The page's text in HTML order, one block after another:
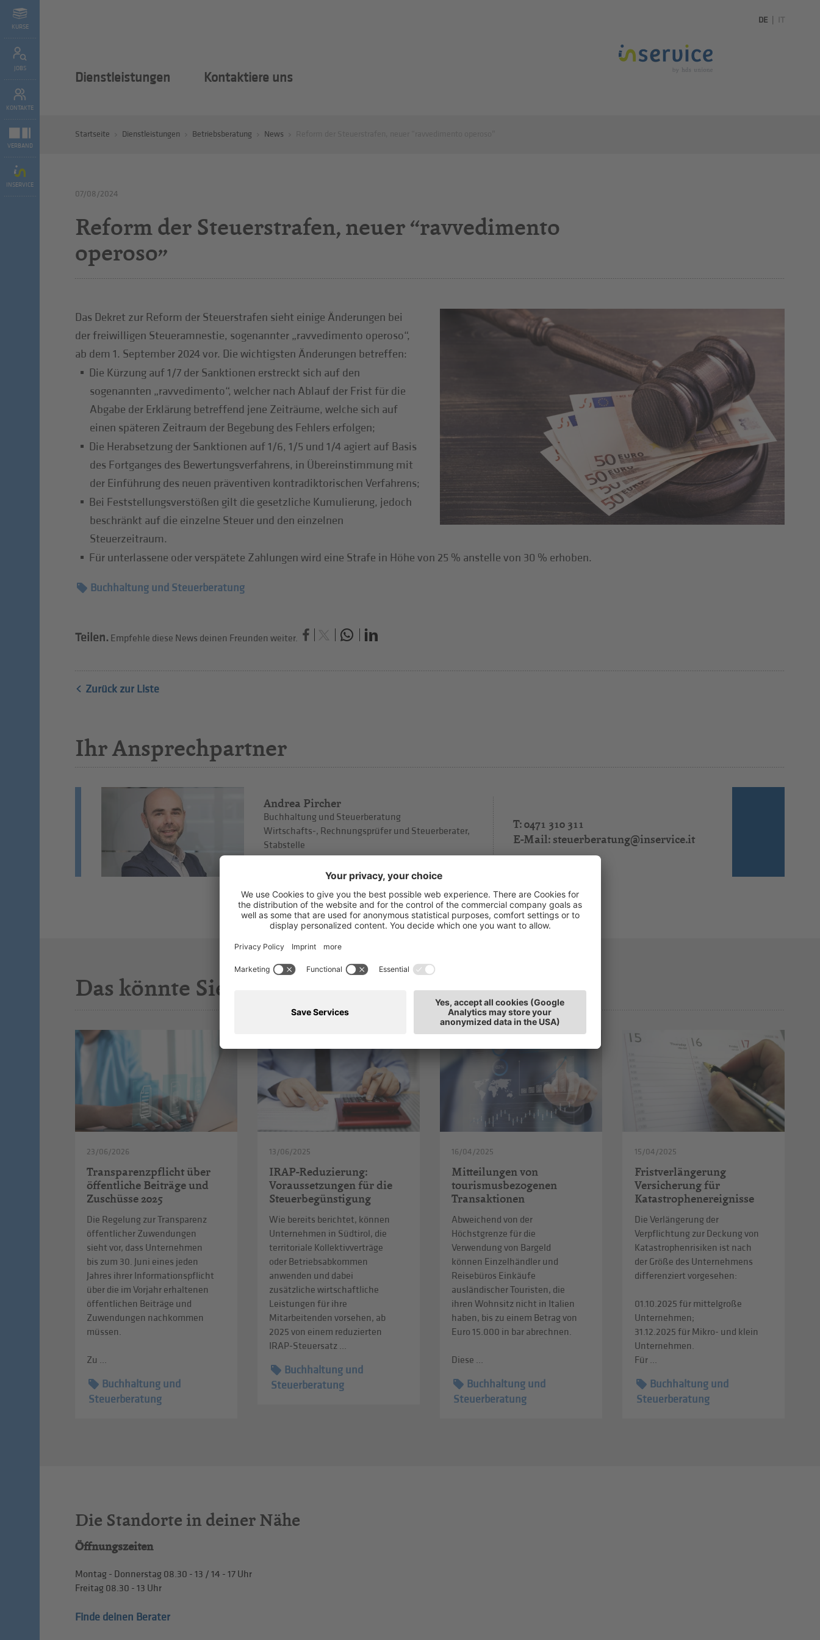
KURSE
JOBS
KONTAKTE
VERBAND
INSERVICE
DE IT
Dienstleistungen Kontaktiere uns
Startseite Dienstleistungen Betriebsberatung News
07/08/2024
Reform der Steuerstrafen, neuer “ravvedimento
operoso”
Das Dekret zur Reform der Steuerstrafen sieht einige Änderungen bei
der freiwilligen Steueramnestie, sogenannter „ravvedimento operoso“,
ab dem 1. September 2024 vor. Die wichtigsten Änderungen betreffen:
Die Kürzung auf 1/7 der Sanktionen erstreckt sich auf den
sogenannten „ravvedimento“, welcher nach Ablauf der Frist für die
Abgabe der Erklärung betreffend jene Zeiträume, welche sich auf
einen späteren Zeitraum der Begebung des Fehlers erfolgen;
Die Herabsetzung der Sanktionen auf 1/6, 1/5 und 1/4 agiert auf Basis
des Fortganges des Bewertungsverfahrens, in Übereinstimmung mit
der Einführung des neuen präventiven kontradiktorischen Verfahrens;
Bei Feststellungsverstößen gilt die gesetzliche Kumulierung, jedoch
beschränkt auf die einzelne Steuer und den einzelnen
Steuerzeitraum.
Für unterlassene oder verspätete Zahlungen wird eine Strafe in Höhe von 25 % anstelle von 30 % erhoben.
Buchhaltung und Steuerberatung
Teilen. Empfehle diese News deinen Freunden weiter.
Zurück zur Liste
Ihr Ansprechpartner
Andrea Pircher
Buchhaltung und Steuerberatung
Wirtschafts-, Rechnungsprüfer und Steuerberater,
Stabstelle
T: 0471 310 311
E-Mail: steuerberatung@inservice.it
Das könnte Sie auch interessieren
23/06/2026
Transparenzpflicht über
öffentliche Beiträge und
Zuschüsse 2025
Die Regelung zur Transparenz
öffentlicher Zuwendungen
sieht vor, dass Unternehmen
bis zum 30. Juni eines jeden
Jahres ihrer Informationspflicht
über die im Vorjahr erhaltenen
öffentlichen Beiträge und
Zuwendungen nachkommen
müssen.
Zu ...
Buchhaltung und
Steuerberatung
13/06/2025
IRAP-Reduzierung:
Voraussetzungen für die
Steuerbegünstigung
Wie bereits berichtet, können
Unternehmen in Südtirol, die
territoriale Kollektivverträge
oder Betriebsabkommen
anwenden und dabei
zusätzliche wirtschaftliche
Leistungen für ihre
Mitarbeitenden vorsehen, ab
2025 von einem reduzierten
IRAP-Steuersatz ...
Buchhaltung und
Steuerberatung
16/04/2025
Mitteilungen von
tourismusbezogenen
Transaktionen
Abweichend von der
Höchstgrenze für die
Verwendung von Bargeld
können Einzelhändler und
Reisebüros Einkäufe
ausländischer Touristen, die
ihren Wohnsitz nicht in Italien
haben, bis zu einem Betrag von
Euro 15.000 in bar abrechnen.
Diese ...
Buchhaltung und
Steuerberatung
15/04/2025
Fristverlängerung
Versicherung für
Katastrophenereignisse
Die Verlängerung der
Verpflichtung zur Deckung von
Katastrophenrisiken ist nach
der Größe des Unternehmens
differenziert vorgesehen:
01.10.2025 für mittelgroße
Unternehmen;
31.12.2025 für Mikro- und klein
Unternehmen.
Für ...
Buchhaltung und
Steuerberatung
Die Standorte in deiner Nähe
Öffnungszeiten
Montag - Donnerstag 08.30 - 13 / 14 - 17 Uhr
Freitag 08.30 - 13 Uhr
Finde deinen Berater